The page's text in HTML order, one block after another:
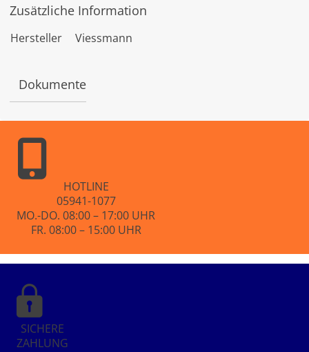
e
t
v
Zusätzliche Information
Hersteller Viessmann
Dokumente
HOTLINE
05941-1077
MO.-DO. 08:00 – 17:00 UHR
FR. 08:00 – 15:00 UHR
SICHERE
ZAHLUNG